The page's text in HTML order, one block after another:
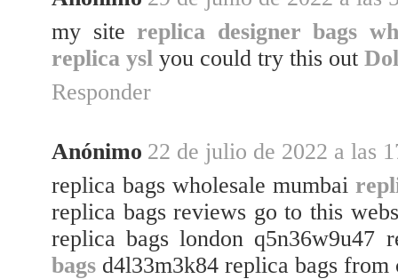
my site replica designer bags
replica ysl you could try this out
Responder
Anónimo 22 de julio de 2022 a las
replica bags wholesale mumbai
replica bags reviews go to this
replica bags london q5n36w9u47
bags d4l33m3k84 replica bags from